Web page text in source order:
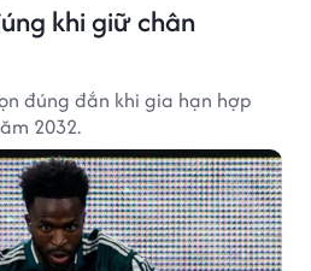
khi giữ chân
đúng đắn khi gia hạn hợp
2032.